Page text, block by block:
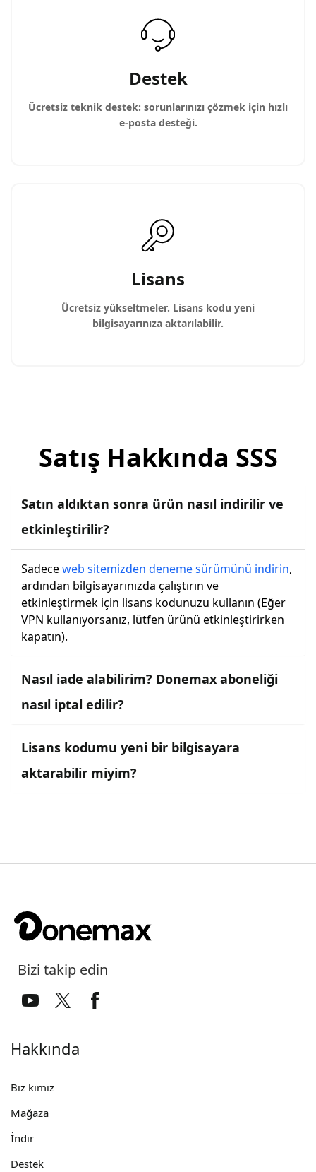
Destek
Ücretsiz teknik destek: sorunlarınızı çözmek için hızlı
e-posta desteği.
Lisans
Ücretsiz yükseltmeler. Lisans kodu yeni
bilgisayarınıza aktarılabilir.
Satış Hakkında SSS
Satın aldıktan sonra ürün nasıl indirilir ve
etkinleştirilir?
Sadeceweb sitemizden deneme sürümünü indirin,
ardından bilgisayarınızda çalıştırın ve
etkinleştirmek için lisans kodunuzu kullanın (Eğer
VPN kullanıyorsanız, lütfen ürünü etkinleştirirken
kapatın).
Nasıl iade alabilirim? Donemax aboneliği
nasıl iptal edilir?
Lisans kodumu yeni bir bilgisayara
aktarabilir miyim?
Bizi takip edin
Hakkında
Biz kimiz
Mağaza
İndir
Destek